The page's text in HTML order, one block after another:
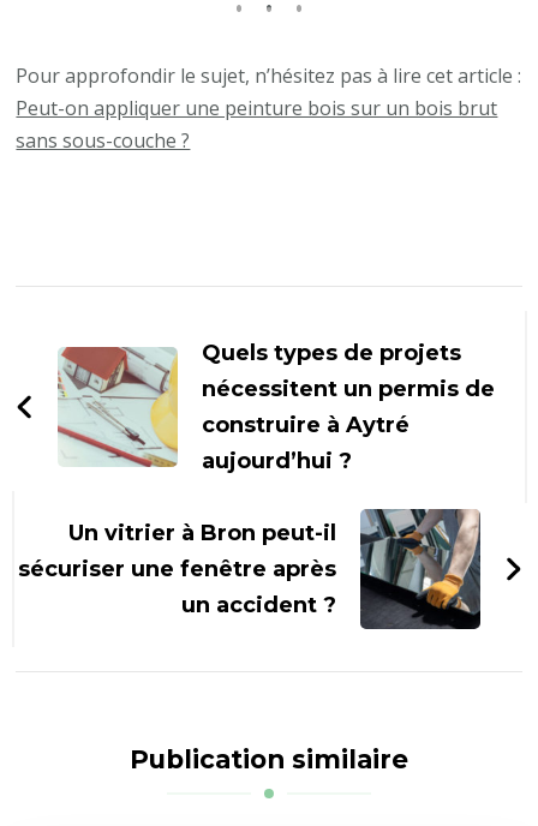
Pour approfondir le sujet, n’hésitez pas à lire cet article :
Peut-on appliquer une peinture bois sur un bois brut
sans sous-couche ?
d'article
Quels types de projets
nécessitent un permis de
construire à Aytré
aujourd’hui ?
Un vitrier à Bron peut-il
sécuriser une fenêtre après
un accident ?
Publication similaire